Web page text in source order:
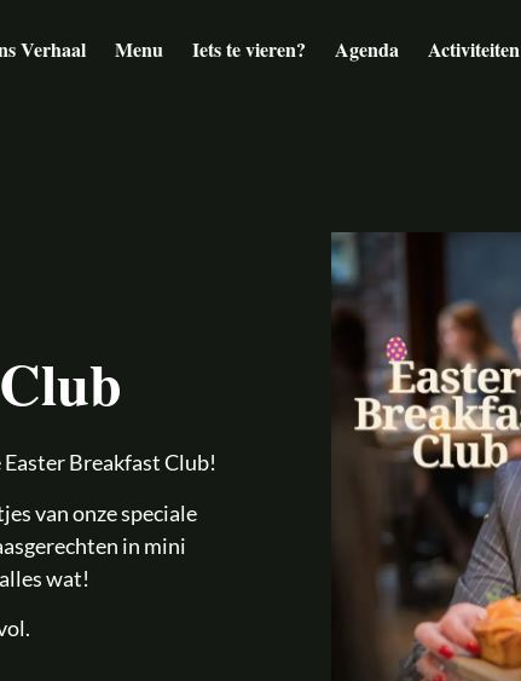
Verhaal Menu Iets te vieren? Agenda Activiteiten
Breakfast Club!
van onze speciale
in mini
wat!